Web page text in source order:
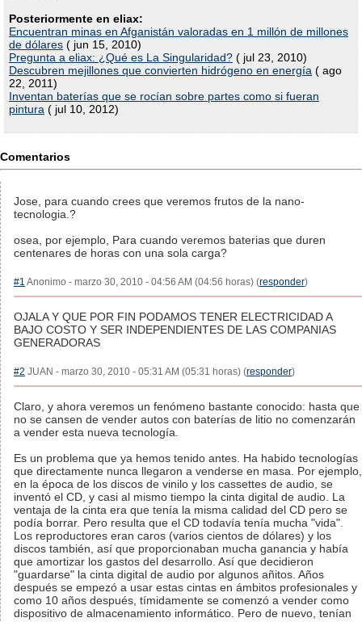
Posteriormente en eliax:
Encuentran minas en Afganistán valoradas en 1 millón de millones
de dólares ( jun 15, 2010)
Pregunta a eliax: ¿Qué es La Singularidad? ( jul 23, 2010)
Descubren mejillones que convierten hidrógeno en energía ( ago
22, 2011)
Inventan baterías que se rocían sobre partes como si fueran
pintura ( jul 10, 2012)
Comentarios
Jose, para cuando crees que veremos frutos de la nano-
tecnologia.?
osea, por ejemplo, Para cuando veremos baterias que duren
centenares de horas con una sola carga?
#1 Anonimo - marzo 30, 2010 - 04:56 AM (04:56 horas) (responder)
OJALA Y QUE POR FIN PODAMOS TENER ELECTRICIDAD A
BAJO COSTO Y SER INDEPENDIENTES DE LAS COMPANIAS
GENERADORAS
#2 JUAN - marzo 30, 2010 - 05:31 AM (05:31 horas) (responder)
Claro, y ahora veremos un fenómeno bastante conocido: hasta que
no se cansen de vender autos con baterías de litio no comenzarán
a vender esta nueva tecnología.
Es un problema que ya hemos tenido antes. Ha habido tecnologías
que directamente nunca llegaron a venderse en masa. Por ejemplo,
en la época de los discos de vinilo y los cassettes de audio, se
inventó el CD, y casi al mismo tiempo la cinta digital de audio. La
ventaja de la cinta era que tenía la misma calidad del CD pero se
podía borrar. Pero resulta que el CD todavía tenía mucha "vida".
Los reproductores eran caros (varios cientos de dólares) y los
discos también, así que proporcionaban mucha ganancia y había
que amortizar los gastos del desarrollo. Así que decidieron
"guardarse" la cinta digital de audio por algunos añitos. Años
después se empezó a usar estas cintas en ámbitos profesionales y
como 10 años después, tímidamente se comenzó a vender como
dispositivo de almacenamiento informático. Pero de nuevo, tenían